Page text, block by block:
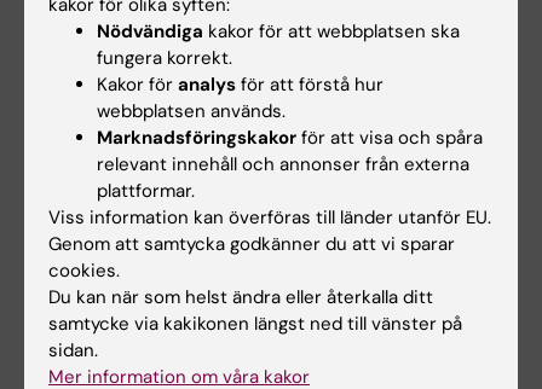
formidabla forskningsproblem som spänner över
en rad vetenskapliga discipliner.
ERC Synergy-anslaget hjälper grupper av
forskare att slå samman olika färdigheter,
kunskaper och resurser för att uppnå framsteg
genom korsbefruktning av vetenskapliga
discipliner, nya produktiva forskningspunkter eller
nya metoder och tekniker. ERC Synergy Grant är
en del av EU:s forsknings- och
innovationsprogram Horisont Europa.
Nödvändiga kakor för att webbplatsen ska
fungera korrekt.
Kakor för analys för att förstå hur
webbplatsen används.
Marknadsföringskakor för att visa och spåra
relevant innehåll och annonser från externa
plattformar.
Viss information kan överföras till länder utanför EU.
Genom att samtycka godkänner du att vi sparar
cookies.
Du kan när som helst ändra eller återkalla ditt
samtycke via kakikonen längst ned till vänster på
sidan.
Mer information om våra kakor